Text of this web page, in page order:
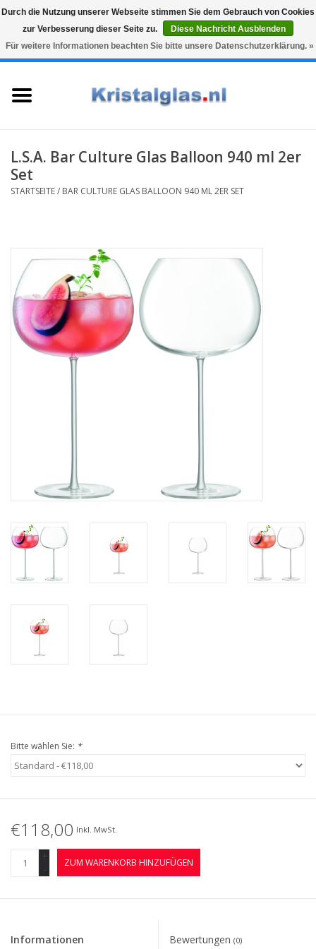
Snelle levering
Graveren
0 Artikel - €0,00
Karaffen
Glasgravur fur karaffe und
Geschenke
Kaffee & Tee
L.S.A. Bar Culture Glas Balloon 940 ml 2er
Set
STARTSEITE/ BAR CULTURE GLAS BALLOON 940 ML 2ER SET
Bitte wählen Sie: *
€118,00 Inkl. MwSt.
+
-
ZUM WARENKORB HINZUFÜGEN
Informationen Bewertungen (0)
Durch die Nutzung unserer Webseite stimmen Sie dem Gebrauch von Cookies
zur Verbesserung dieser Seite zu.
Diese Nachricht Ausblenden
Für weitere Informationen beachten Sie bitte unsere Datenschutzerklärung. »